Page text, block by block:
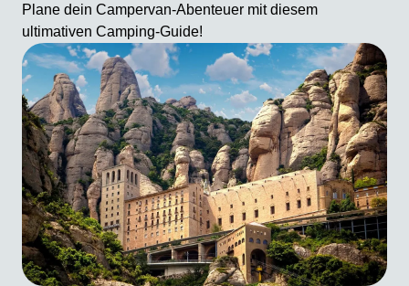
Plane dein Campervan-Abenteuer mit diesem
ultimativen Camping-Guide!